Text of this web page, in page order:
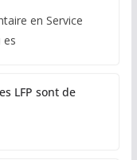
en Service
es
LFP sont de